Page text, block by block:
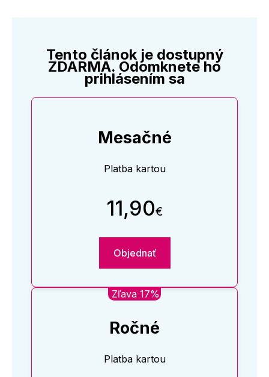
Tento článok je dostupný
ZDARMA. Odomknete ho
prihlásením sa
Mesačné
Platba kartou
11,90€
Objednať
Zľava 17%
Ročné
Platba kartou